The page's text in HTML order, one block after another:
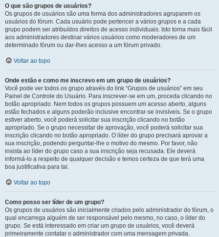
O que são grupos de usuários?
Os grupos de usuários são uma forma dos administradores agruparem os
usuários do fórum. Cada usuário pode pertencer a vários grupos e a cada
grupo podem ser atribuídos direitos de acesso individuais. Isto torna mais fácil
aos administradores destinar vários usuários como moderadores de um
determinado fórum ou dar-lhes acesso a um fórum privado.
Voltar ao topo
Onde estão e como me inscrevo em um grupo de usuários?
Você pode ver todos os grupo através do link “Grupos de usuários” em seu
Painel de Controle do Usuário. Para inscrever-se em um, proceda clicando no
botão apropriado. Nem todos os grupos possuem um acesso aberto, alguns
estão fechados e alguns poderão inclusive encontrar-se invisíveis. Se o grupo
estiver aberto, você poderá solicitar sua inscrição clicando no botão
apropriado. Se o grupo necessitar de aprovação, você poderá solicitar sua
inscrição clicando no botão apropriado. O líder do grupo precisará aprovar a
sua inscrição, podendo perguntar-lhe o motivo do mesmo. Por favor, não
insista ao líder do grupo caso a sua inscrição seja recusada. Ele deverá
informá-lo a respeito de qualquer decisão e temos certeza de que terá uma
boa justificativa para tal.
Voltar ao topo
Como posso ser líder de um grupo?
Os grupos de usuários são inicialmente criados pelo administrador do fórum, o
qual encarrega alguém de ser responsável pelo mesmo, no caso, o líder do
grupo. Se está interessado em criar um grupo de usuários, você deverá
primeiramente contatar o administrador com uma mensagem privada.